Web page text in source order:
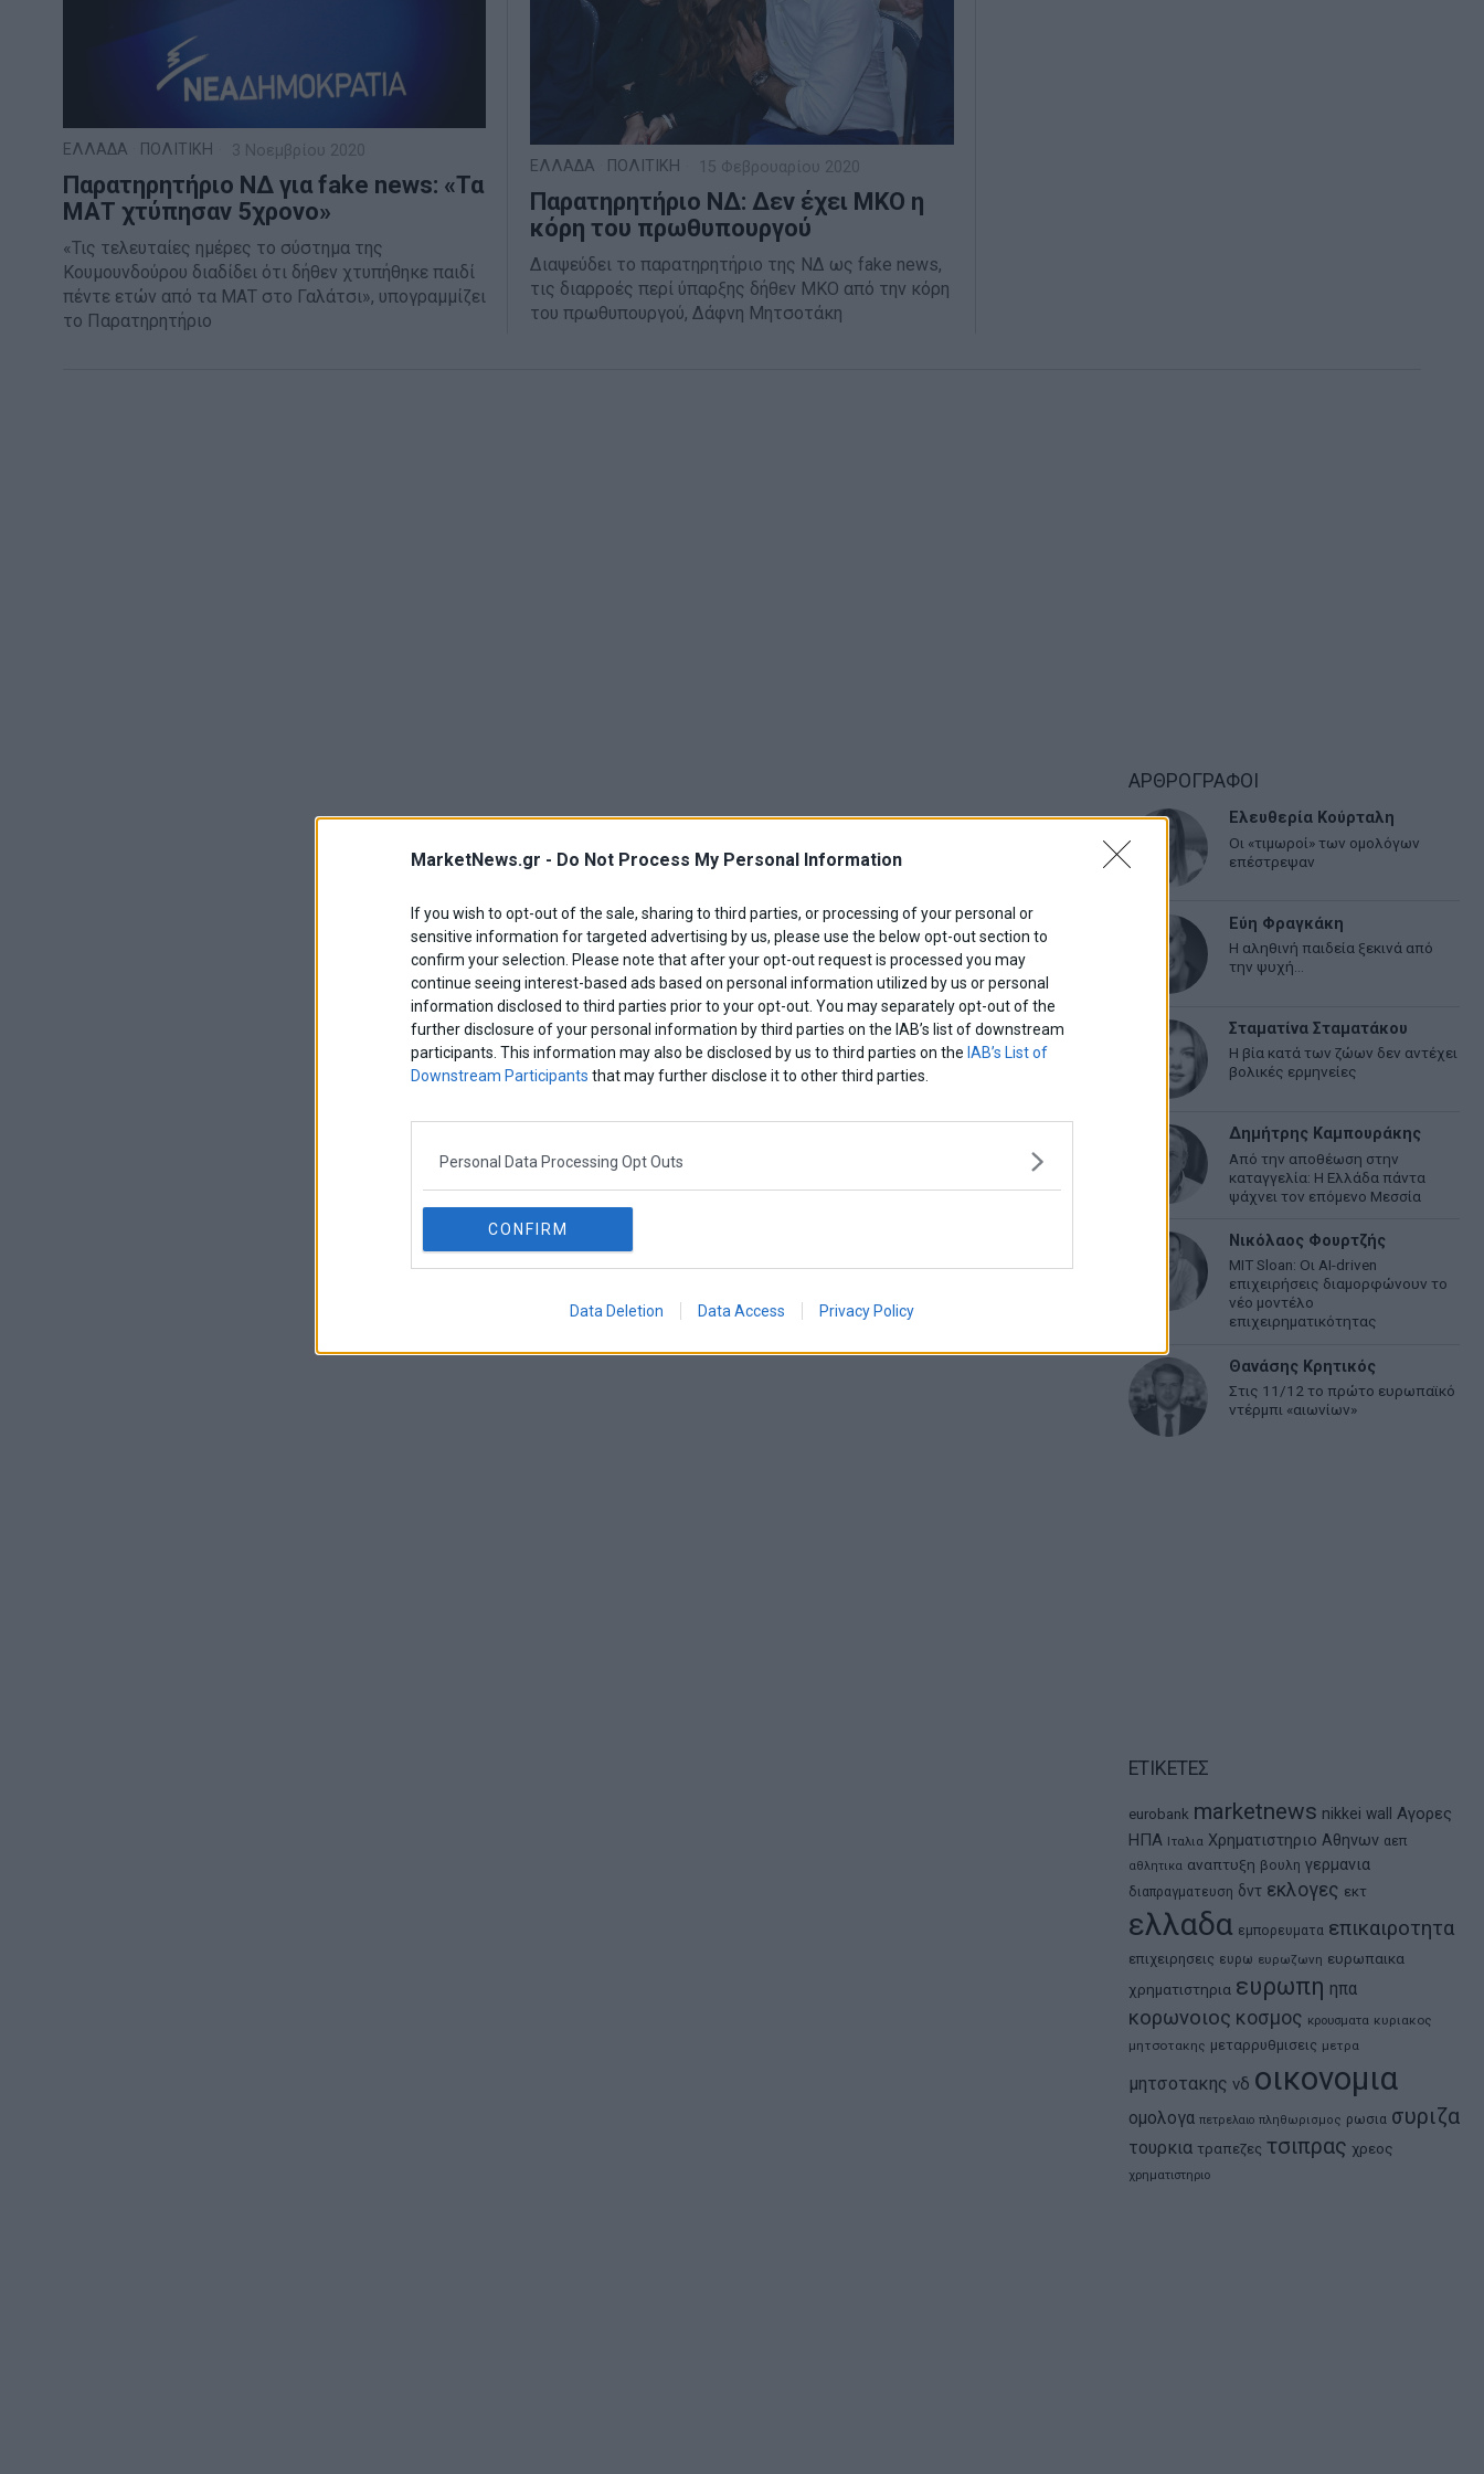
MarketNews.gr - Do Not Process My Personal Information
If you wish to opt-out of the sale, sharing to third parties, or processing of your personal or
sensitive information for targeted advertising by us, please use the below opt-out section to
confirm your selection. Please note that after your opt-out request is processed you may
continue seeing interest-based ads based on personal information utilized by us or personal
information disclosed to third parties prior to your opt-out. You may separately opt-out of the
further disclosure of your personal information by third parties on the IAB’s list of downstream
participants. This information may also be disclosed by us to third parties on the IAB’s List of
Downstream Participants that may further disclose it to other third parties.
Personal Data Processing Opt Outs
CONFIRM
Data Deletion Data Access Privacy Policy
ΕΛΛΑΔΑ ΠΟΛΙΤΙΚΗ 3 Νοεμβρίου 2020
Παρατηρητήριο ΝΔ για fake news: «Τα
ΜΑΤ χτύπησαν 5χρονο»
«Τις τελευταίες ημέρες το σύστημα της
Κουμουνδούρου διαδίδει ότι δήθεν χτυπήθηκε παιδί
πέντε ετών από τα ΜΑΤ στο Γαλάτσι», υπογραμμίζει
το Παρατηρητήριο
ΕΛΛΑΔΑ ΠΟΛΙΤΙΚΗ 15 Φεβρουαρίου 2020
Παρατηρητήριο ΝΔ: Δεν έχει ΜΚΟ η
κόρη του πρωθυπουργού
Διαψεύδει το παρατηρητήριο της ΝΔ ως fake news,
τις διαρροές περί ύπαρξης δήθεν ΜΚΟ από την κόρη
του πρωθυπουργού, Δάφνη Μητσοτάκη
ΑΡΘΡΟΓΡΑΦΟΙ
Ελευθερία Κούρταλη
Οι «τιμωροί» των ομολόγων
επέστρεψαν
Εύη Φραγκάκη
Η αληθινή παιδεία ξεκινά από
την ψυχή…
Σταματίνα Σταματάκου
Η βία κατά των ζώων δεν αντέχει
βολικές ερμηνείες
Δημήτρης Καμπουράκης
Από την αποθέωση στην
καταγγελία: Η Ελλάδα πάντα
ψάχνει τον επόμενο Μεσσία
Νικόλαος Φουρτζής
MIT Sloan: Οι AI-driven
επιχειρήσεις διαμορφώνουν το
νέο μοντέλο
επιχειρηματικότητας
Θανάσης Κρητικός
Στις 11/12 το πρώτο ευρωπαϊκό
ντέρμπι «αιωνίων»
ΕΤΙΚΕΤΕΣ
eurobank marketnews nikkei wall
Αγορες
ΗΠΑ Ιταλια Χρηματιστηριο Αθηνων αεπ
αθλητικα αναπτυξη βουλη γερμανια
διαπραγματευση δντ εκλογες εκτ
ελλαδα εμπορευματα επικαιροτητα
επιχειρησεις ευρω ευρωζωνη ευρωπαικα
χρηματιστηρια ευρωπη ηπα
κορωνοιος κοσμος κρουσματα κυριακος
μητσοτακης μεταρρυθμισεις μετρα
μητσοτακης νδ οικονομια
ομολογα πετρελαιο πληθωρισμος ρωσια συριζα
τουρκια τραπεζες τσιπρας χρεος
χρηματιστηριο